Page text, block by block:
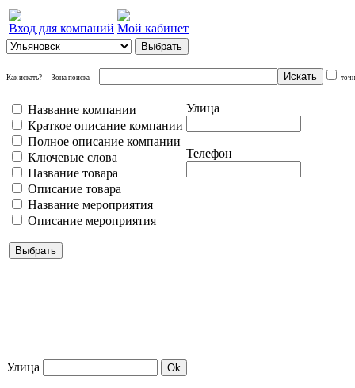
Вход для компаний Мой кабинет
Как искать? Зона поиска
Название компании
Краткое описание компании
Полное описание компании
Ключевые слова
Название товара
Описание товара
Название мероприятия
Описание мероприятия
Улица
Телефон
Улица